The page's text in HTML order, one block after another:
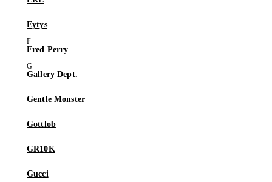
Eytys
Fred Perry
Gallery Dept.
Gentle Monster
Gottlob
GR10K
Gucci